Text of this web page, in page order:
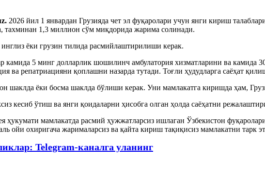
2026 йил 1 январдан Грузияда чет эл фуқаролари учун янги кириш
тахминан 1,3 миллион сўм миқдорида жарима солинади.
инглиз ёки грузин тилида расмийлаштирилиши керак.
камида 5 минг долларлик шошилинч амбулатория хизматларини ва камида
ва репатриацияни қоплашни назарда тутади. Тоғли ҳудудларга саёҳат
шаклда ёки босма шаклда бўлиши керак. Уни мамлакатга киришда ҳам,
кесиб ўтиш ва янги қоидаларни ҳисобга олган ҳолда саёҳатни
ҳукумати мамлакатда расмий ҳужжатларсиз ишлаган Ўзбекистон
ойи охиригача жарималарсиз ва қайта кириш тақиқисиз мамлакатни тарк
Telegram-каналга уланинг